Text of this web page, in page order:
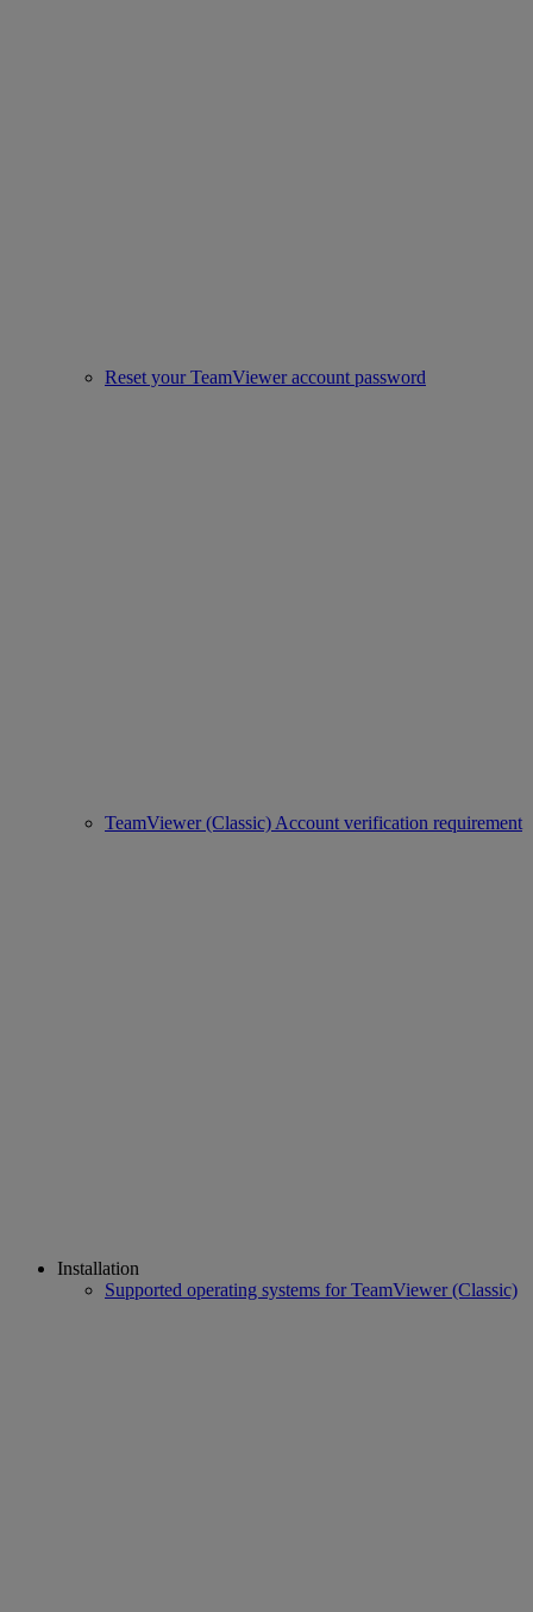
Reset your TeamViewer account password
TeamViewer (Classic) Account verification requirement
Installation
Supported operating systems for TeamViewer (Classic)